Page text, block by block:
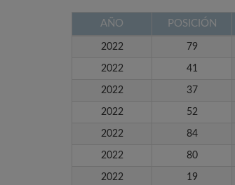
AÑO POSICIÓN
2022 79
2022 41
2022 37
2022 52
2022 84
2022 80
2022 19